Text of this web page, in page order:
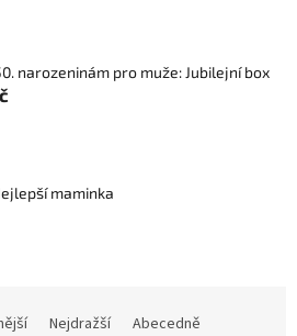
narozeninám pro muže: Jubilejní box
maminka
Nejdražší Abecedně